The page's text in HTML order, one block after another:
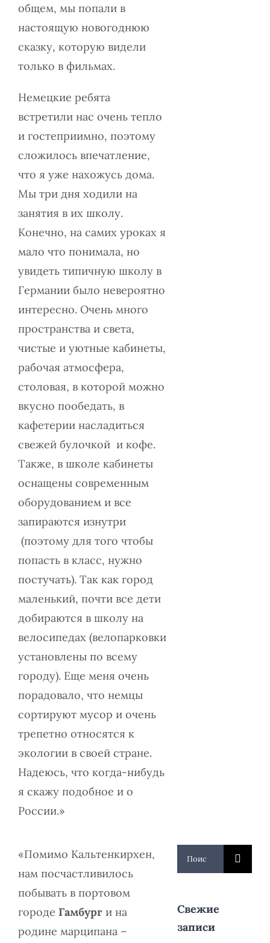
общем, мы попали в
настоящую новогоднюю
сказку, которую видели
только в фильмах.
Немецкие ребята
встретили нас очень тепло
и гостеприимно, поэтому
сложилось впечатление,
что я уже нахожусь дома.
Мы три дня ходили на
занятия в их школу.
Конечно, на самих уроках я
мало что понимала, но
увидеть типичную школу в
Германии было невероятно
интересно. Очень много
пространства и света,
чистые и уютные кабинеты,
рабочая атмосфера,
столовая, в которой можно
вкусно пообедать, в
кафетерии насладиться
свежей булочкой и кофе.
Также, в школе кабинеты
оснащены современным
оборудованием и все
запираются изнутри
(поэтому для того чтобы
попасть в класс, нужно
постучать). Так как город
маленький, почти все дети
добираются в школу на
велосипедах (велопарковки
установлены по всему
городу). Еще меня очень
порадовало, что немцы
сортируют мусор и очень
трепетно относятся к
экологии в своей стране.
Надеюсь, что когда-нибудь
я скажу подобное и о
России.»
«Помимо Кальтенкирхен,
нам посчастливилось
побывать в портовом
городе Гамбург и на
родине марципана –
Результат
поиска:
Свежие
записи